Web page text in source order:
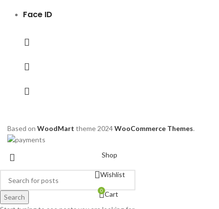
Face ID
Based on WoodMart theme 2024WooCommerce Themes.
Search
Shop
Wishlist
0 Cart